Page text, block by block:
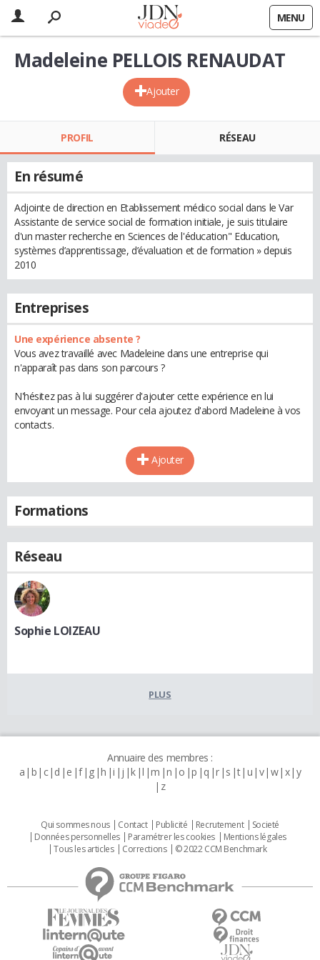
MENU
Ajouter
Madeleine PELLOIS RENAUDAT
PROFIL RÉSEAU
En résumé
Adjointe de direction en Etablissement médico social dans le Var
Assistante de service social de formation initiale, je suis titulaire
d'un master recherche en Sciences de l'éducation" Education,
systèmes d’apprentissage, d’évaluation et de formation » depuis
2010
Entreprises
Une expérience absente ?
Vous avez travaillé avec Madeleine dans une entreprise qui
n'apparaît pas dans son parcours ?
N'hésitez pas à lui suggérer d'ajouter cette expérience en lui
envoyant un message. Pour cela ajoutez d'abord Madeleine à vos
contacts.
Ajouter
Formations
Réseau
Sophie LOIZEAU
PLUS
Annuaire des membres :
a b c d e f g h i j k l m n o p q r s t u v w x y
z
Qui sommes nous Contact Publicité Recrutement
Societé
Données personnelles
Paramétrer les cookies
Mentions légales
Tous les articles
Corrections © 2022 CCM Benchmark